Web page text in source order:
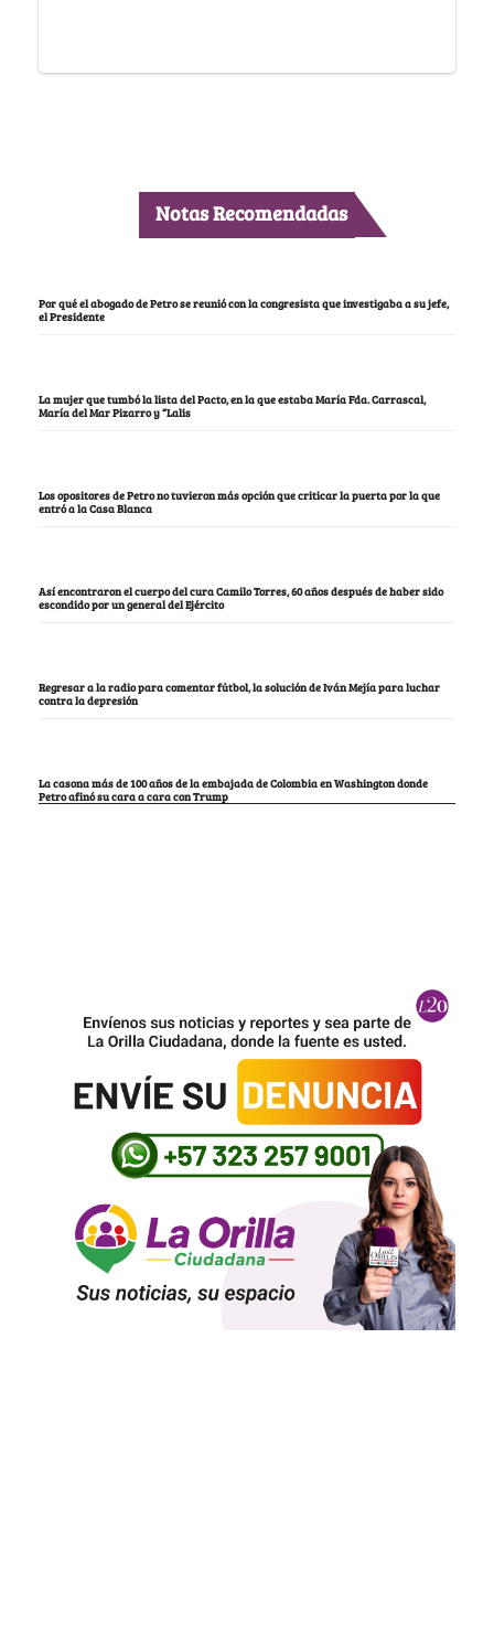
Notas Recomendadas
Por qué el abogado de Petro se reunió con la congresista que investigaba a su jefe,
el Presidente
La mujer que tumbó la lista del Pacto, en la que estaba María Fda. Carrascal,
María del Mar Pizarro y “Lalis
Los opositores de Petro no tuvieron más opción que criticar la puerta por la que
entró a la Casa Blanca
Así encontraron el cuerpo del cura Camilo Torres, 60 años después de haber sido
escondido por un general del Ejército
Regresar a la radio para comentar fútbol, la solución de Iván Mejía para luchar
contra la depresión
La casona más de 100 años de la embajada de Colombia en Washington donde
Petro afinó su cara a cara con Trump